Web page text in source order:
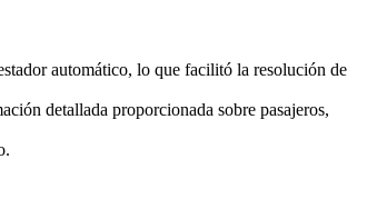
automático, lo que facilitó la resolución de
detallada proporcionada sobre pasajeros,